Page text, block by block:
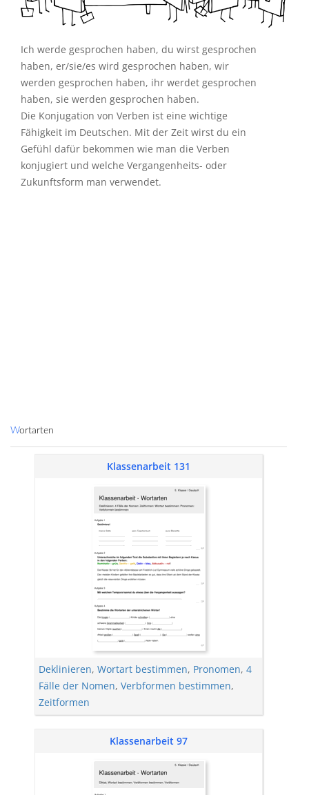
Ich werde gesprochen haben, du wirst gesprochen
haben, er/sie/es wird gesprochen haben, wir
werden gesprochen haben, ihr werdet gesprochen
haben, sie werden gesprochen haben.
Die Konjugation von Verben ist eine wichtige
Fähigkeit im Deutschen. Mit der Zeit wirst du ein
Gefühl dafür bekommen wie man die Verben
konjugiert und welche Vergangenheits- oder
Zukunftsform man verwendet.
Wortarten
Klassenarbeit 131
Deklinieren, Wortart bestimmen, Pronomen, 4
Fälle der Nomen, Verbformen bestimmen,
Zeitformen
Klassenarbeit 97